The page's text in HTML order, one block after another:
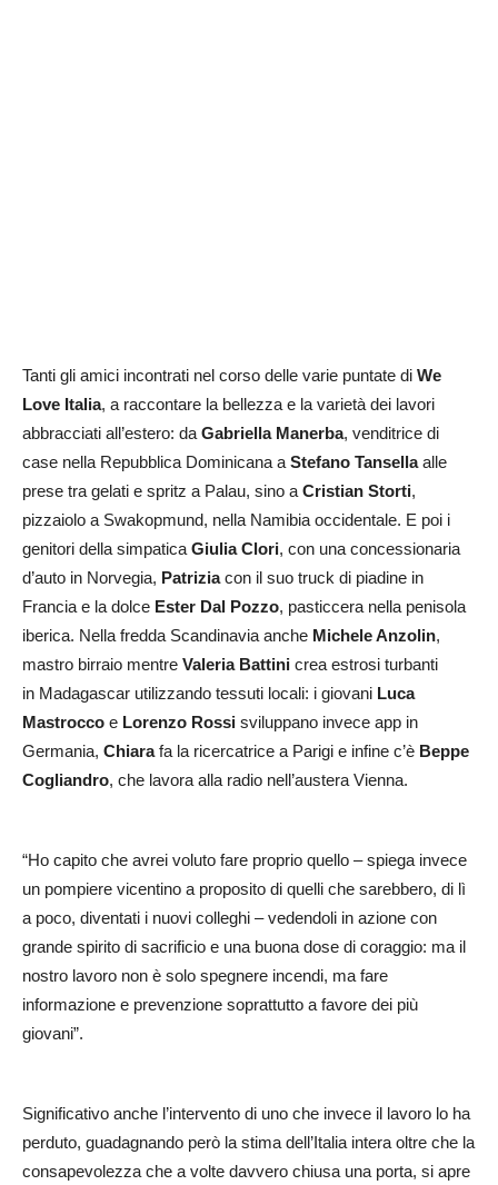
Tanti gli amici incontrati nel corso delle varie puntate di We
Love Italia, a raccontare la bellezza e la varietà dei lavori
abbracciati all’estero: da Gabriella Manerba, venditrice di
case nella Repubblica Dominicana a Stefano Tansellaalle
prese tra gelati e spritz a Palau, sino a Cristian Storti,
pizzaiolo a Swakopmund, nella Namibia occidentale. E poi i
genitori della simpatica Giulia Clori, con una concessionaria
d’auto in Norvegia, Patriziacon il suo truck di piadine in
Francia e la dolce Ester Dal Pozzo, pasticcera nella penisola
iberica. Nella fredda Scandinavia anche Michele Anzolin,
mastro birraio mentre Valeria Battini crea estrosi turbanti
in Madagascar utilizzando tessuti locali: i giovani Luca
Mastrocco e Lorenzo Rossi sviluppano invece app in
Germania, Chiarafa la ricercatrice a Parigi e infine c’è Beppe
Cogliandro, che lavora alla radio nell’austera Vienna.
“Ho capito che avrei voluto fare proprio quello – spiega invece
un pompiere vicentino a proposito di quelli che sarebbero, di lì
a poco, diventati i nuovi colleghi – vedendoli in azione con
grande spirito di sacrificio e una buona dose di coraggio: ma il
nostro lavoro non è solo spegnere incendi, ma fare
informazione e prevenzione soprattutto a favore dei più
giovani”.
Significativo anche l’intervento di uno che invece il lavoro lo ha
perduto, guadagnando però la stima dell’Italia intera oltre che la
consapevolezza che a volte davvero chiusa una porta, si apre